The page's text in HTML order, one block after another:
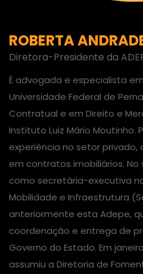
ROBERTA
Diretora-Presidente da
É advogada e especialista
Universidade Federal de
Contratual e em Direito e
Instituto Luiz Mário Moutinho.
experiência no setor
em contratos imobiliários.
como secretária-executiva
Mobilidade e Infraestrutura
anteriormente esta Adepe,
coordenação e entrega de
Governo do Estado. Em
assumiu a Diretoria de